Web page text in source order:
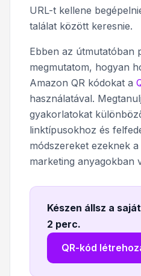
URL-t kellene
találat között keresnie.
Ebben az útmutatóban
megmutatom, hogyan
Amazon QR kódokat a
használatával.
gyakorlatokat
linktípusokhoz és
módszereket ezeknek
marketing anyagokban
Készen állsz a
2 perc.
QR-kód